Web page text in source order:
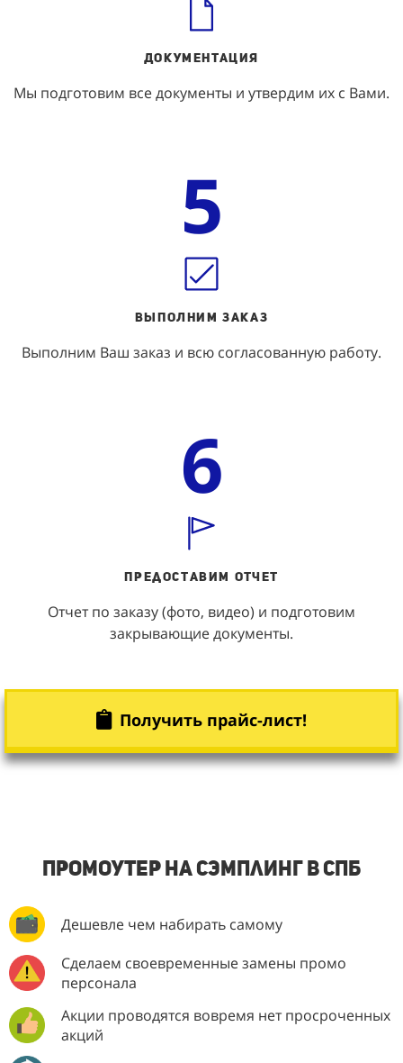
ДОКУМЕНТАЦИЯ
Мы подготовим все документы и утвердим их с Вами.
5
ВЫПОЛНИм ЗАКАЗ
Выполним Ваш заказ и всю согласованную работу.
6
Предоставим Отчет
Отчет по заказу (фото, видео) и подготовим
закрывающие документы.
Получить прайс-лист!
Промоутер на сэмплинг в СПБ
Дешевле чем набирать самому
Сделаем своевременные замены промо
персонала
Акции проводятся вовремя нет просроченных
акций